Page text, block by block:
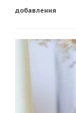
добавления